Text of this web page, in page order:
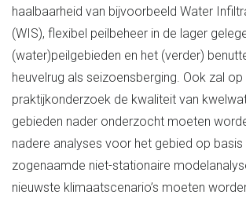
haalbaarheid van bijvoorbeeld Water
(WIS), flexibel peilbeheer in de lager
(water)peilgebieden en het (verder)
heuvelrug als seizoensberging. Ook zal op
praktijkonderzoek de kwaliteit van
gebieden nader onderzocht moeten
nadere analyses voor het gebied op basis
zogenaamde niet-stationaire
nieuwste klimaatscenario’s moeten